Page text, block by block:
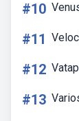
#10
#11
#12
#13